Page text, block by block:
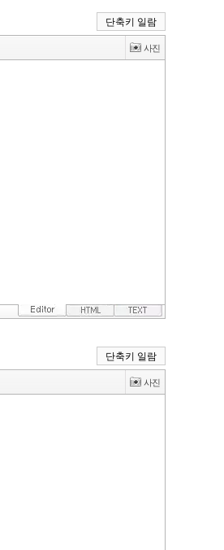
단축키 일람
단축키 일람